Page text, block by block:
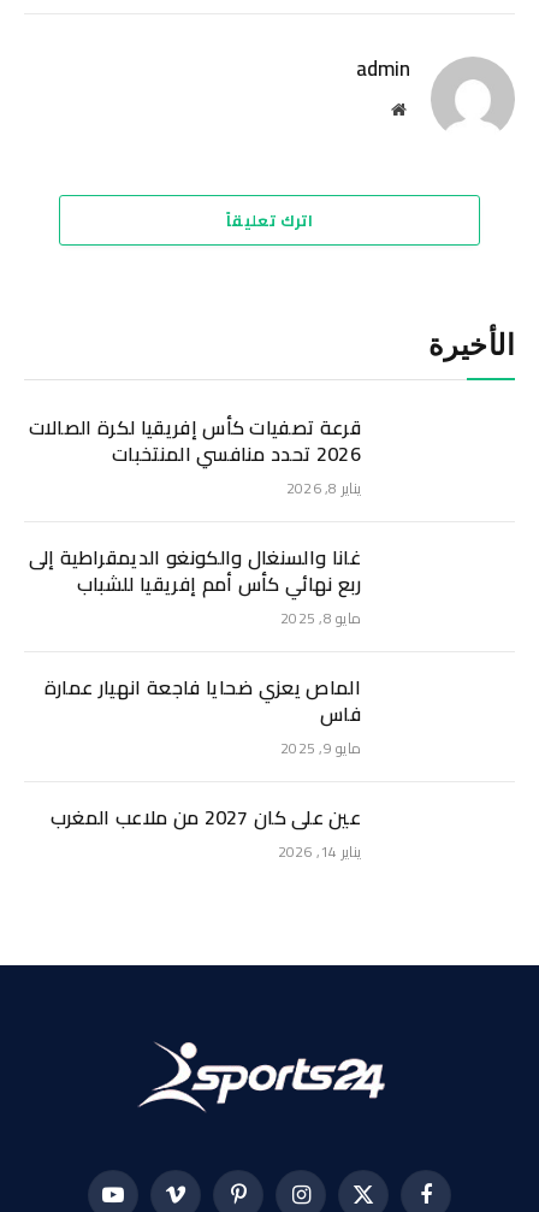
admin
موقع
اترك تعليقاً
الأخيرة
قرعة تصفيات كأس إفريقيا لكرة الصالات
2026 تحدد منافسي المنتخبات
يناير 8, 2026
غانا والسنغال والكونغو الديمقراطية إلى
ربع نهائي كأس أمم إفريقيا للشباب
مايو 8, 2025
الماص يعزي ضحايا فاجعة انهيار عمارة
فاس
مايو 9, 2025
عين على كان 2027 من ملاعب المغرب
يناير 14, 2026
فيسبوك X الانستغرامبينتيريستفيميو يوتيوب